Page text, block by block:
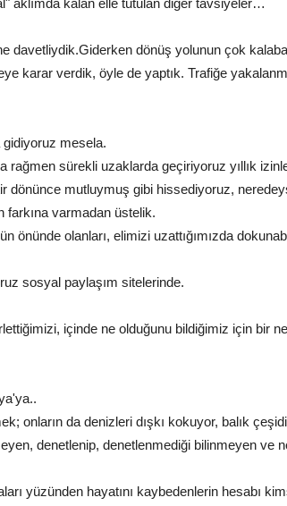
aklımda kalan elle tutulan diğer tavsiyeler…
davetliydik.Giderken dönüş yolunun çok
karar verdik, öyle de yaptık. Trafiğe
gidiyoruz mesela.
rağmen sürekli uzaklarda geçiriyoruz yıllık
dönünce mutluymuş gibi hissediyoruz,
farkına varmadan üstelik.
önünde olanları, elimizi uzattığımızda
sosyal paylaşım sitelerinde.
içinde ne olduğunu bildiğimiz için bir
onların da denizleri dışkı kokuyor, balık
denetlenip, denetlenmediği bilinmeyen ve
yüzünden hayatını kaybedenlerin hesabı